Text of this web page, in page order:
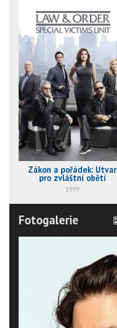
Zákon a pořádek: Útvar
pro zvláštní oběti
1999
Fotogalerie